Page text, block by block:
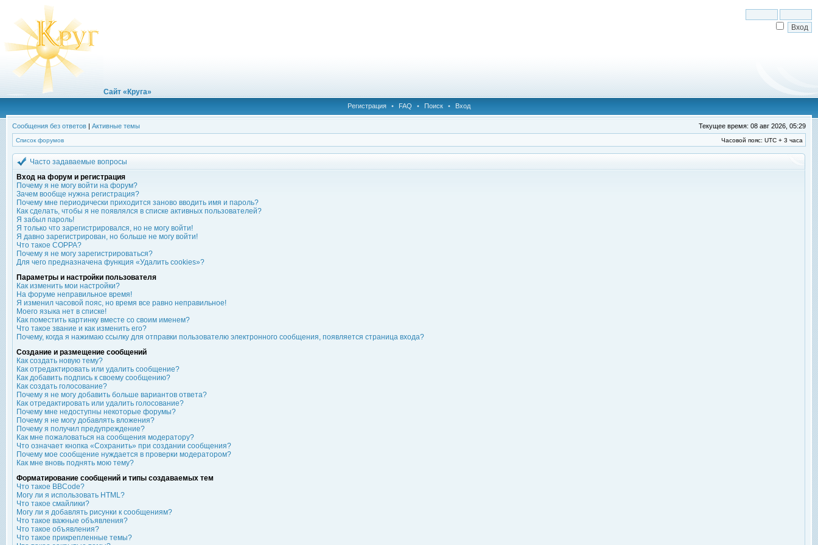
Сайт «Круга»
Регистрация • FAQ • Поиск • Вход
Сообщения без ответов | Активные темы Текущее время: 08 авг 2026, 05:29
Список форумов Часовой пояс: UTC + 3 часа
Часто задаваемые вопросы
Вход на форум и регистрация
Почему я не могу войти на форум?
Зачем вообще нужна регистрация?
Почему мне периодически приходится заново вводить имя и пароль?
Как сделать, чтобы я не появлялся в списке активных пользователей?
Я забыл пароль!
Я только что зарегистрировался, но не могу войти!
Я давно зарегистрирован, но больше не могу войти!
Что такое COPPA?
Почему я не могу зарегистрироваться?
Для чего предназначена функция «Удалить cookies»?
Параметры и настройки пользователя
Как изменить мои настройки?
На форуме неправильное время!
Я изменил часовой пояс, но время все равно неправильное!
Моего языка нет в списке!
Как поместить картинку вместе со своим именем?
Что такое звание и как изменить его?
Почему, когда я нажимаю ссылку для отправки пользователю электронного сообщения, появляется страница входа?
Создание и размещение сообщений
Как создать новую тему?
Как отредактировать или удалить сообщение?
Как добавить подпись к своему сообщению?
Как создать голосование?
Почему я не могу добавить больше вариантов ответа?
Как отредактировать или удалить голосование?
Почему мне недоступны некоторые форумы?
Почему я не могу добавлять вложения?
Почему я получил предупреждение?
Как мне пожаловаться на сообщения модератору?
Что означает кнопка «Сохранить» при создании сообщения?
Почему мое сообщение нуждается в проверки модератором?
Как мне вновь поднять мою тему?
Форматирование сообщений и типы создаваемых тем
Что такое BBCode?
Могу ли я использовать HTML?
Что такое смайлики?
Могу ли я добавлять рисунки к сообщениям?
Что такое важные объявления?
Что такое объявления?
Что такое прикрепленные темы?